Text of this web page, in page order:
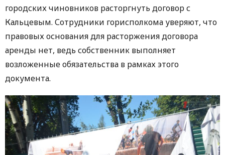
городских чиновников расторгнуть договор с
Кальцевым. Сотрудники горисполкома уверяют, что
правовых основания для расторжения договора
аренды нет, ведь собственник выполняет
возложенные обязательства в рамках этого
документа.